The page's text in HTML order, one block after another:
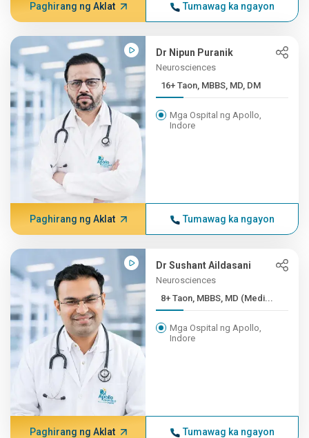
Paghirang ng Aklat Tumawag ka ngayon
Dr Nipun Puranik
Neurosciences
16+ Taon, MBBS, MD, DM
Mga Ospital ng Apollo,
Indore
Paghirang ng Aklat Tumawag ka ngayon
Dr Sushant Aildasani
Neurosciences
8+ Taon, MBBS, MD (Medi...
Mga Ospital ng Apollo,
Indore
Paghirang ng Aklat Tumawag ka ngayon